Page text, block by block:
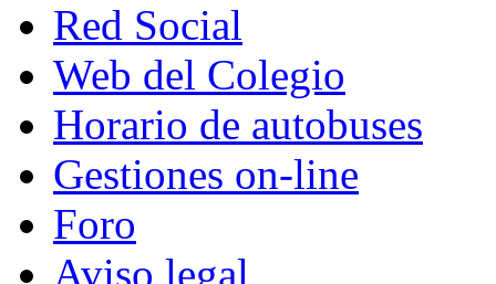
Red Social
Web del Colegio
Horario de autobuses
Gestiones on-line
Foro
Aviso legal